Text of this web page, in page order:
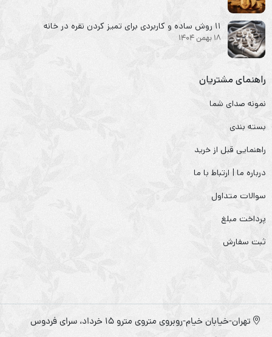
۱۱ روش ساده و کاربردی برای تمیز کردن نقره در خانه
18 بهمن 1404
راهنمای مشتریان
نمونه صدای شما
بسته بندی
راهنمایی قبل از خرید
درباره ما | ارتباط با ما
سوالات متداول
پرداخت مبلغ
ثبت سفارش
تهران-خیابان خیام-روبروی متروی مترو ۱۵ خرداد، سرای فردوس